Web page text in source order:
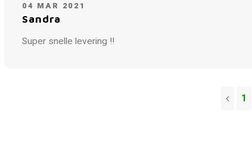
04 MAR 2021
Sandra
Super snelle levering !!
1